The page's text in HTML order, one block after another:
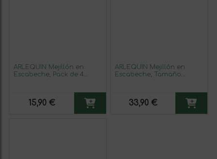
ARLEQUIN Mejillón en
Escabeche, Pack de 4
15,90 €
ARLEQUIN Mejillón en
Escabeche, Tamaño
33,90 €